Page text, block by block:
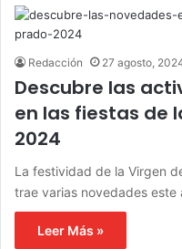
Redacción 27 agosto,
Descubre las
en las fiestas de
2024
La festividad de la Virgen
trae varias novedades este
Leer Más »